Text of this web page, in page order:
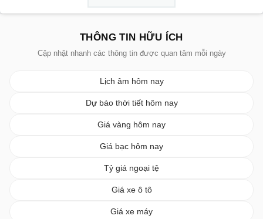
THÔNG TIN HỮU ÍCH
Cập nhật nhanh các thông tin được quan tâm mỗi ngày
Lịch âm hôm nay
Dự báo thời tiết hôm nay
Giá vàng hôm nay
Giá bạc hôm nay
Tỷ giá ngoại tệ
Giá xe ô tô
Giá xe máy